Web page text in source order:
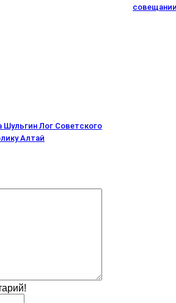
Шульгин Лог Советского
Алтай